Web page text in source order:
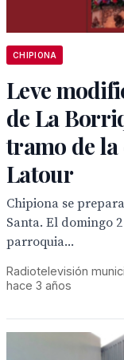
CHIPIONA
Leve
de La
tramo de la
Latour
Chipiona se
Santa. El domingo
parroquia...
Radiotelevisión
hace 3 años